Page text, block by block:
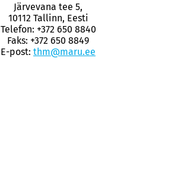
Järvevana tee 5,
10112 Tallinn, Eesti
Telefon: +372 650 8840
Faks: +372 650 8849
E-post: thm@maru.ee